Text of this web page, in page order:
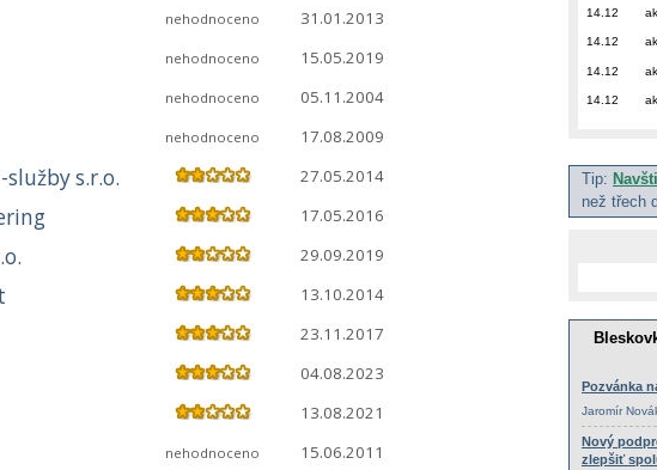
nehodnoceno 31.01.2013
nehodnoceno 15.05.2019
nehodnoceno 05.11.2004
nehodnoceno 17.08.2009
s.r.o. 27.05.2014
17.05.2016
29.09.2019
13.10.2014
23.11.2017
04.08.2023
13.08.2021
nehodnoceno 15.06.2011
14.12
14.12
14.12
14.12
Tip:
než třech